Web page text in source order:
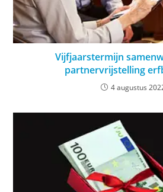
Vijfjaarstermijn
partnervrijstelling
4 augustus